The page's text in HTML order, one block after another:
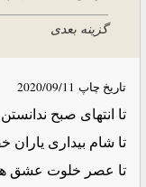
گزینه بعدی
تاریخ چاپ 2020/09/11
تا انتهای صبح
تا شام بیداری یاران
تا عصر خلوت عشق